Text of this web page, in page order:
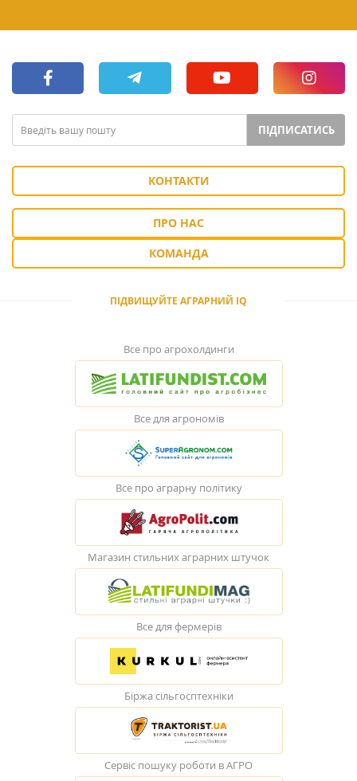
ПІДПИСАТИСЬ
КОНТАКТИ
ПРО НАС
КОМАНДА
ПІДВИЩУЙТЕ АГРАРНИЙ IQ
Все про агрохолдинги
Все для агрономів
Все про аграрну політику
Магазин стильних аграрних штучок
Все для фермерів
Біржа сільгосптехніки
Сервіс пошуку роботи в АГРО